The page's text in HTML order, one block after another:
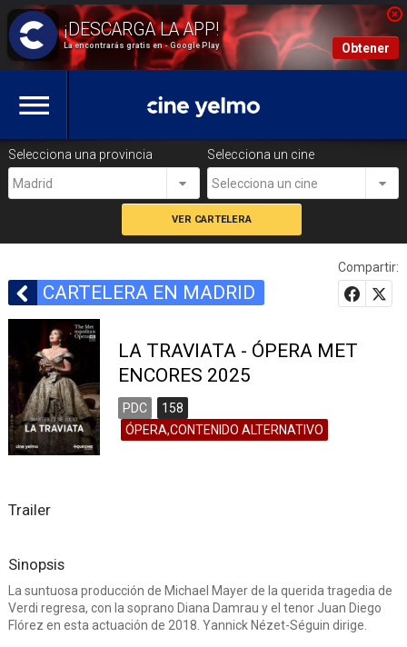
La encontrarás gratis en - Google Play Obtener
Selecciona una provincia
Madrid
Selecciona un cine
Selecciona un cine
CARTELERA EN MADRID
Compartir:
LA TRAVIATA - ÓPERA MET
ENCORES 2025
PDC
158
ÓPERA,CONTENIDO ALTERNATIVO
Trailer
Sinopsis
La suntuosa producción de Michael Mayer de la querida tragedia de
Verdi regresa, con la soprano Diana Damrau y el tenor Juan Diego
Flórez en esta actuación de 2018. Yannick Nézet-Séguin dirige.